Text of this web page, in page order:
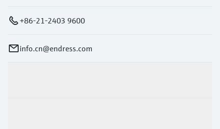
+86-21-2403 9600
info.cn@endress.com